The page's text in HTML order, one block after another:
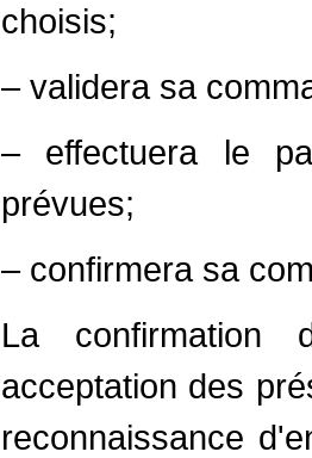
choisis;
– validera sa
– effectuera le
prévues;
– confirmera sa
La confirmation
acceptation des
reconnaissance